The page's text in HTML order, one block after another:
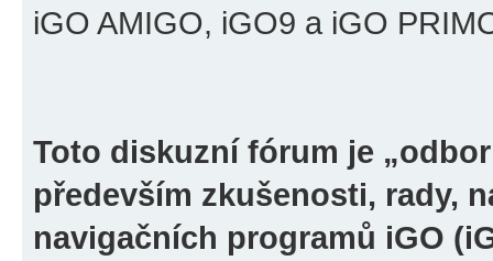
iGO AMIGO, iGO9 a iGO
Toto diskuzní fórum je
především zkušenosti, rady,
navigačních programů iGO